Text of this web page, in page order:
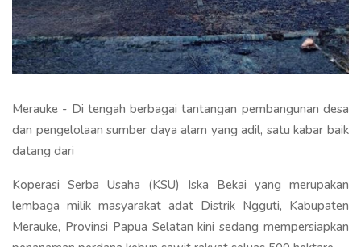
Merauke - Di tengah berbagai tantangan pembangunan desa
dan pengelolaan sumber daya alam yang adil, satu kabar baik
datang dari
Koperasi Serba Usaha (KSU) Iska Bekai yang merupakan
lembaga milik masyarakat adat Distrik Ngguti, Kabupaten
Merauke, Provinsi Papua Selatan kini sedang mempersiapkan